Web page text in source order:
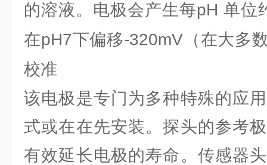
的溶液。电极会产生每pH 单位
在pH7下偏移-320mV（在大多
校准
该电极是专门为多种特殊的应
式或在在先安装。探头的参考
有效延长电极的寿命。传感器